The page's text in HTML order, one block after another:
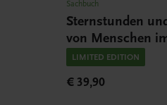
Sachbuch
Sternstunden
von Menschen
LIMITED EDITION
€ 39,90